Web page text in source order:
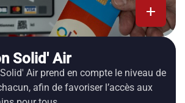
add
Solid' Air
Air prend en compte le niveau de
afin de favoriser l’accès aux